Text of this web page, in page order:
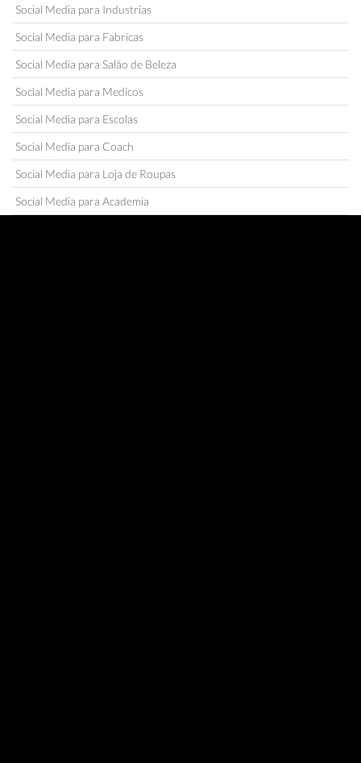
Social Media para Industrias
Social Media para Fabricas
Social Media para Salão de Beleza
Social Media para Medicos
Social Media para Escolas
Social Media para Coach
Social Media para Loja de Roupas
Social Media para Academia